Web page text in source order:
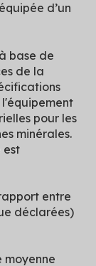
d’un
base de
de la
pour les
minérales.
est
entre
déclarées)
moyenne